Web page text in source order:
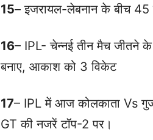
15– इजरायल-लेबनान के बीच 45
16– IPL- चेन्नई तीन मैच जीतने
बनाए, आकाश को 3 विकेट
17– IPL में आज कोलकाता Vs
GT की नजरें टॉप-2 पर।